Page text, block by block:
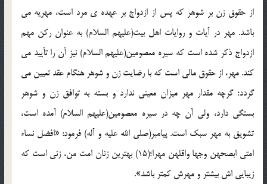
از حقوق زن بر شوهر که پس از ازدواج بر عهده ي مرد است، مهريه مي
باشد. مهر در آيات و روايات اهل بيت(عليهم السلام) به عنوان رکن مهم
ازدواج ذکر شده است که سيره معصومين(عليهم السلام) نيز آن را تأييد مي
کند. مهر، از حقوق مالي است که با رضايت زن و شوهر هنگام عقد تعيين مي
گردد؛ گرچه مقدار مهر ميزان معيني ندارد و بسته به توافق زن و شوهر
بستگي دارد، ولي آن چه در سيره معصومين(عليهم السلام) آمده است،
تشويق به مهر سبک است. پيامبر(صلي الله عليه و آله) فرمود: «افضل نساء
امتي ابصحهن وجها واقلهن مهرا؛(15) بهترين زنان امت من، زني است که
زيبايي اش بيشتر و مهرش کمتر باشد».